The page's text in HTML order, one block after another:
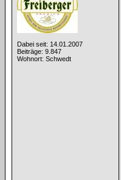
Dabei seit: 14.01.2007
Beiträge: 9.847
Wohnort: Schwedt